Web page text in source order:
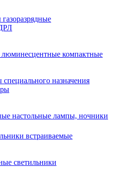
компактные
назначения
настольные лампы, ночники
встраиваемые
светильники